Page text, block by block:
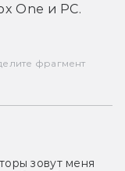
One и РС.
фрагмент
зовут меня